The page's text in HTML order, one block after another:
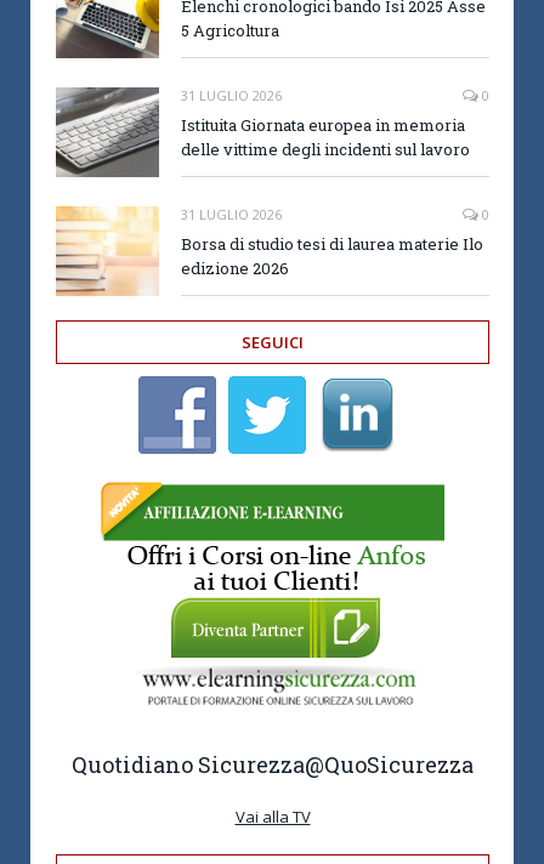
Elenchi cronologici bando Isi 2025 Asse
5 Agricoltura
31 LUGLIO 2026 0
Istituita Giornata europea in memoria
delle vittime degli incidenti sul lavoro
31 LUGLIO 2026 0
Borsa di studio tesi di laurea materie Ilo
edizione 2026
SEGUICI
Quotidiano Sicurezza@QuoSicurezza
Vai alla TV